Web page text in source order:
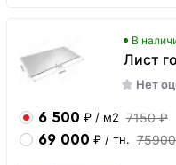
В
Лист
Нет
6 500 ₽ / м2 7150 ₽
69 000 ₽ / тн.